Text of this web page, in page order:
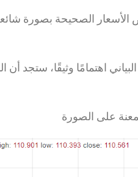
عرض الأسعار الصحيحة بصورة
البياني اهتمامًا وثيقًا، ستجد
على الصورة